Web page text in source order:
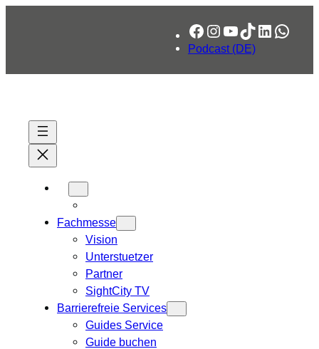
Facebook
Instagram
YouTube
TikTok
LinkedIn
Podcast (DE)
Fachmesse
Vision
Unterstuetzer
Partner
SightCity TV
Barrierefreie Services
Guides Service
Guide buchen